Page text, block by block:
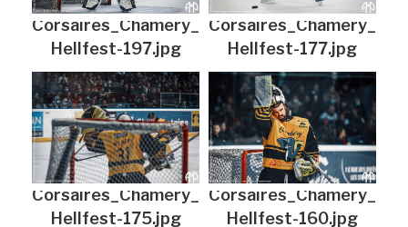
Corsaires_Chamery_
Hellfest-197.jpg
Corsaires_Chamery_
Hellfest-177.jpg
Corsaires_Chamery_
Hellfest-175.jpg
Corsaires_Chamery_
Hellfest-160.jpg